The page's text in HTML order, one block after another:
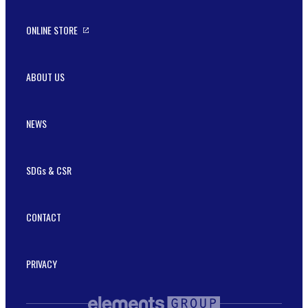
ONLINE STORE
ABOUT US
NEWS
SDGs & CSR
CONTACT
PRIVACY